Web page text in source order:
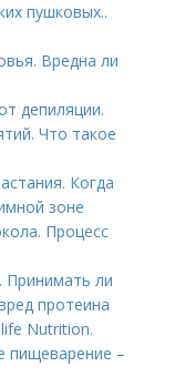
пушковых..
Вредна ли
депиляции.
Что такое
Когда
зоне
Процесс
Принимать ли
протеина
Nutrition.
пищеварение –